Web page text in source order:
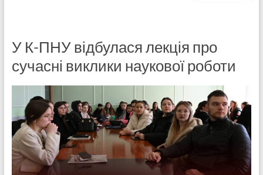
У К-ПНУ відбулася лекція про
сучасні виклики наукової роботи